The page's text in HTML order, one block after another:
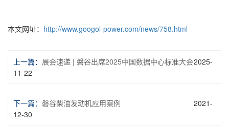
本文网址： http://www.googol-power.com/news/758.html
上一篇： 展会速递 | 磐谷出席2025中国数据中心标准大会2025-
11-22
下一篇： 磐谷柴油发动机应用案例
2021-
12-30